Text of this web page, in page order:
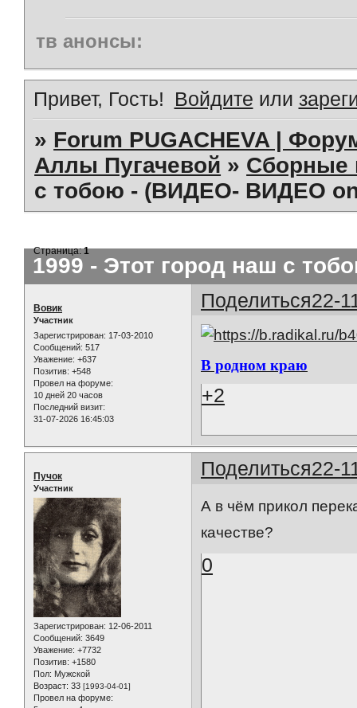
тв анонсы:
Привет, Гость! Войдите или
» Forum PUGACHEVA |
Аллы Пугачевой » Сборные
с тобою - (ВИДЕО- ВИДЕО
1999 - Этот город наш с
Страница:1
Поделиться22-
Вовик
Участник
Зарегистрирован: 17-03-2010
Сообщений: 517
Уважение: +637
Позитив: +548
Провел на форуме:
10 дней 20 часов
Последний визит:
31-07-2026 16:45:03
В родном краю
+2
Поделиться22-
Пучок
Участник
Зарегистрирован: 12-06-2011
Сообщений: 3649
Уважение: +7732
Позитив: +1580
Пол: Мужской
Возраст: 33 [1993-04-01]
Провел на форуме:
А в чём прикол
качестве?
0